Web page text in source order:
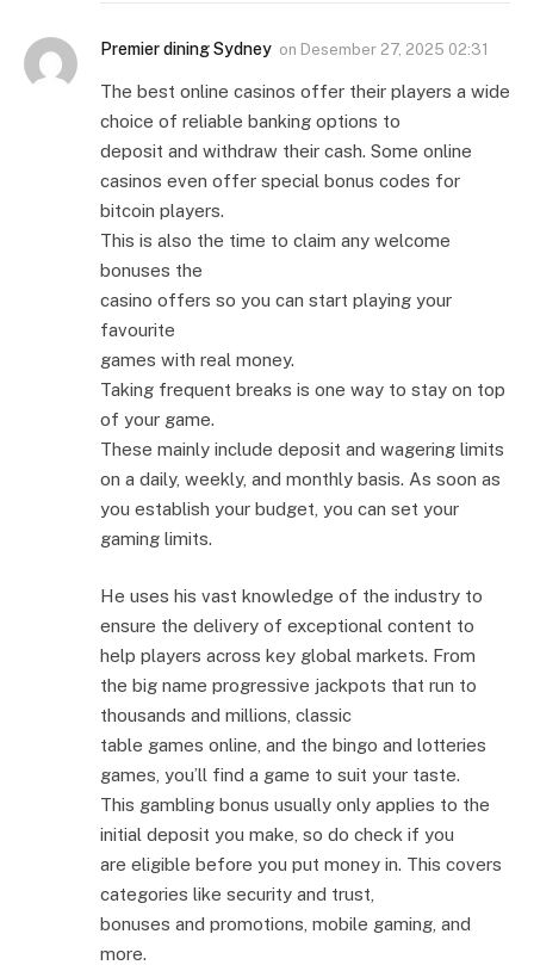
Premier dining Sydney on Desember 27, 2025 02:31
The best online casinos offer their players a wide
choice of reliable banking options to
deposit and withdraw their cash. Some online
casinos even offer special bonus codes for
bitcoin players.
This is also the time to claim any welcome
bonuses the
casino offers so you can start playing your
favourite
games with real money.
Taking frequent breaks is one way to stay on top
of your game.
These mainly include deposit and wagering limits
on a daily, weekly, and monthly basis. As soon as
you establish your budget, you can set your
gaming limits.
He uses his vast knowledge of the industry to
ensure the delivery of exceptional content to
help players across key global markets. From
the big name progressive jackpots that run to
thousands and millions, classic
table games online, and the bingo and lotteries
games, you’ll find a game to suit your taste.
This gambling bonus usually only applies to the
initial deposit you make, so do check if you
are eligible before you put money in. This covers
categories like security and trust,
bonuses and promotions, mobile gaming, and
more.